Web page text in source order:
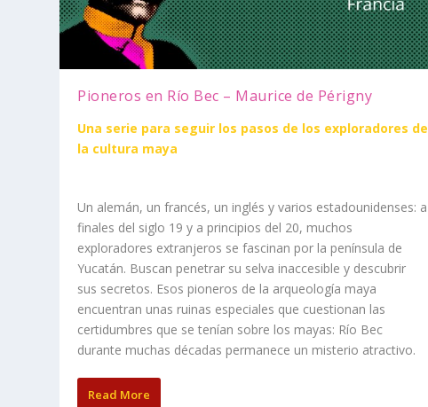
Pioneros en Río Bec – Maurice de Périgny
Una serie para seguir los pasos de los exploradores de
la cultura maya
Un alemán, un francés, un inglés y varios estadounidenses: a
finales del siglo 19 y a principios del 20, muchos
exploradores extranjeros se fascinan por la península de
Yucatán. Buscan penetrar su selva inaccesible y descubrir
sus secretos. Esos pioneros de la arqueología maya
encuentran unas ruinas especiales que cuestionan las
certidumbres que se tenían sobre los mayas: Río Bec
durante muchas décadas permanece un misterio atractivo.
Read More